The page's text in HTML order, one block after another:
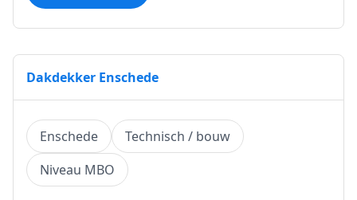
Dakdekker Enschede
Enschede
Technisch / bouw
Niveau MBO